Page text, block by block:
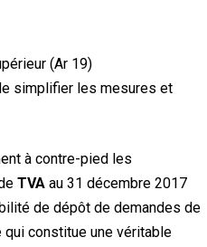
(Ar 19)
simplifier les mesures et
à contre-pied les
TVA au 31 décembre 2017
de dépôt de demandes de
constitue une véritable